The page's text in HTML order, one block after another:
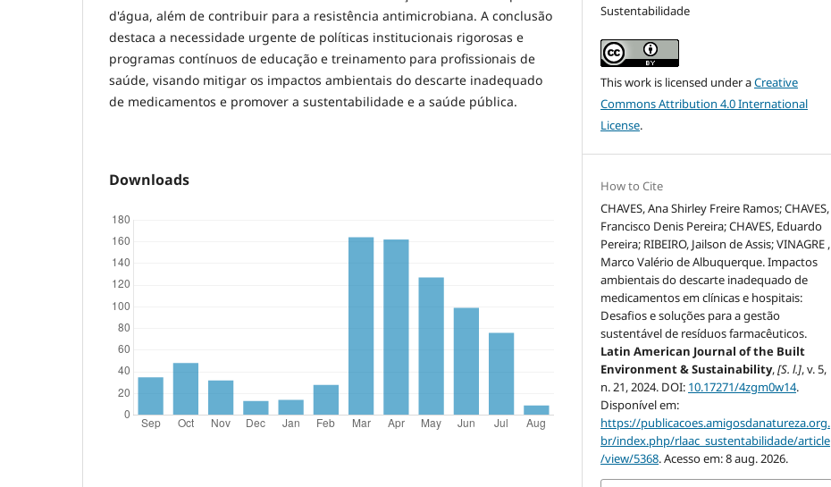
d'água, além de contribuir para a resistência antimicrobiana. A conclusão
destaca a necessidade urgente de políticas institucionais rigorosas e
programas contínuos de educação e treinamento para profissionais de
saúde, visando mitigar os impactos ambientais do descarte inadequado
de medicamentos e promover a sustentabilidade e a saúde pública.
Downloads
Sustentabilidade
This work is licensed under aCreative
Commons Attribution 4.0 International
License.
How to Cite
CHAVES, Ana Shirley Freire Ramos; CHAVES,
Francisco Denis Pereira; CHAVES, Eduardo
Pereira; RIBEIRO, Jailson de Assis; VINAGRE ,
Marco Valério de Albuquerque. Impactos
ambientais do descarte inadequado de
medicamentos em clínicas e hospitais:
Desafios e soluções para a gestão
sustentável de resíduos farmacêuticos.
Latin American Journal of the Built
Environment & Sustainability,[S. l.], v. 5,
n. 21, 2024. DOI: 10.17271/4zgm0w14.
Disponível em:
https://publicacoes.amigosdanatureza.org.
br/index.php/rlaac_sustentabilidade/article
/view/5368. Acesso em: 8 aug. 2026.